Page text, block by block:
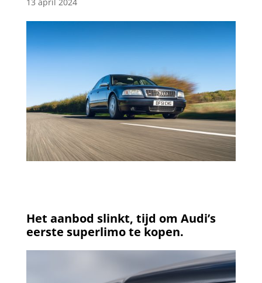
Het aanbod slinkt, tijd om Audi’s
eerste superlimo te kopen.